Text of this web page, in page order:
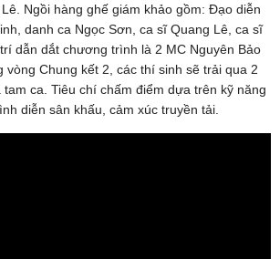
Ngồi hàng ghế giám khảo gồm: Đạo diễn
danh ca Ngọc Sơn, ca sĩ Quang Lê, ca sĩ
dẫn dắt chương trình là 2 MC Nguyên Bảo
vòng Chung kết 2, các thí sinh sẽ trải qua 2
tam ca. Tiêu chí chấm điểm dựa trên kỹ năng
diễn sân khấu, cảm xúc truyền tải.